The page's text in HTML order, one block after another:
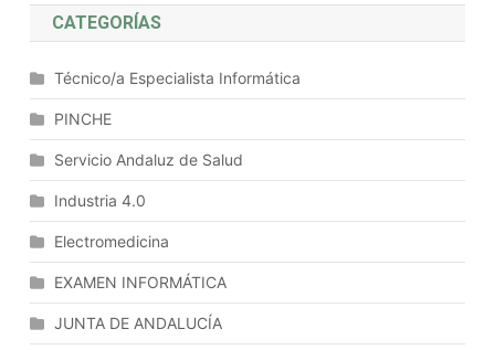
CATEGORÍAS
Técnico/a Especialista Informática
PINCHE
Servicio Andaluz de Salud
Industria 4.0
Electromedicina
EXAMEN INFORMÁTICA
JUNTA DE ANDALUCÍA